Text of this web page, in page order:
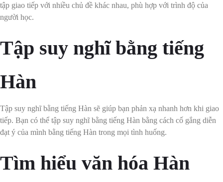
tập giao tiếp với nhiều chủ đề khác nhau, phù hợp với trình độ của
người học.
Tập suy nghĩ bằng tiếng
Hàn
Tập suy nghĩ bằng tiếng Hàn sẽ giúp bạn phản xạ nhanh hơn khi giao
tiếp. Bạn có thể tập suy nghĩ bằng tiếng Hàn bằng cách cố gắng diễn
đạt ý của mình bằng tiếng Hàn trong mọi tình huống.
Tìm hiểu văn hóa Hàn